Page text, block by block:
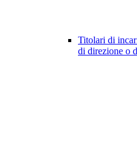
Titolari di
di direzione o